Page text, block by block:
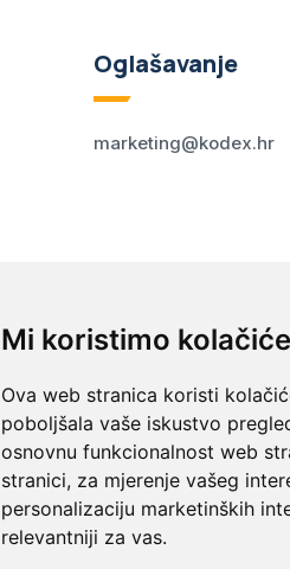
Mi koristimo kolačiće
Ova web stranica koristi
poboljšala vaše iskustvo
osnovnu funkcionalnost web
stranici, za mjerenje vašeg
personalizaciju marketinških
relevantniji za vas.
Oglašavanje
marketing@kodex.hr